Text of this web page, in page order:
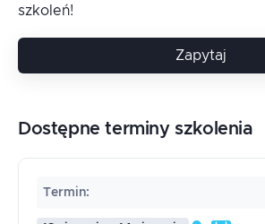
szkoleń!
Zapytaj
Dostępne terminy szkolenia
Termin: